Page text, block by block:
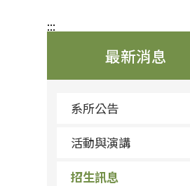
:::
最新消息
系所公告
活動與演講
招生訊息